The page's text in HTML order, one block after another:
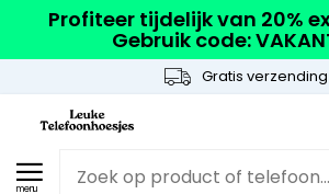
Profiteer tijdelijk van 20%
Gebruik code:
Gratis verzending
menu